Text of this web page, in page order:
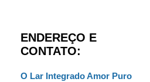
ENDEREÇO E
CONTATO:
O Lar Integrado Amor Puro